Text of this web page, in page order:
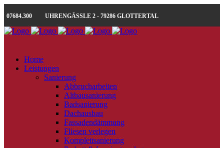
07684.300 UHRENGÄSSLE 2 - 79286 GLOTTERTAL
Home
Leistungen
Sanierung
Abbrucharbeiten
Altbausanierung
Badsanierung
Dachausbau
Fassadendämmung
Fliesen verlegen
Komplettsanierung